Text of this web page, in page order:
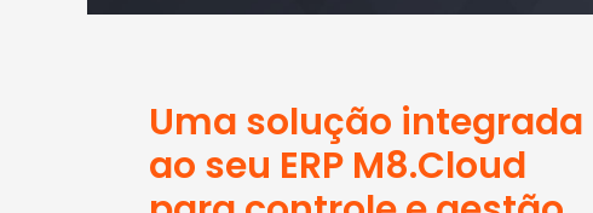
Uma solução integrada
ao seu ERP M8.Cloud